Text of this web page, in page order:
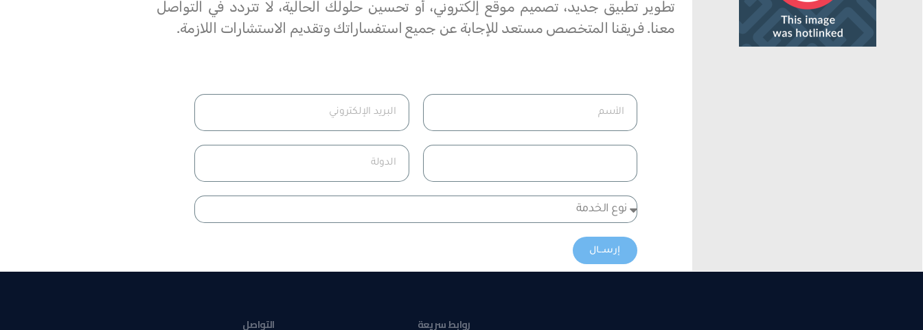
تطوير تطبيق جديد، تصميم موقع إلكتروني، أو تحسين حلولك الحالية، لا تتردد في التواصل
معنا. فريقنا المتخصص مستعد للإجابة عن جميع استفساراتك وتقديم الاستشارات اللازمة.
إرســال
روابط سريعة التواصل